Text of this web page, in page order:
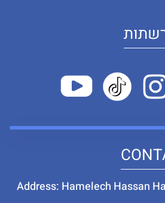
Address: Hamelech Hassan